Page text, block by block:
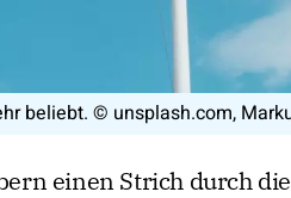
© unsplash.com, Serpil O.
einen Strich durch die